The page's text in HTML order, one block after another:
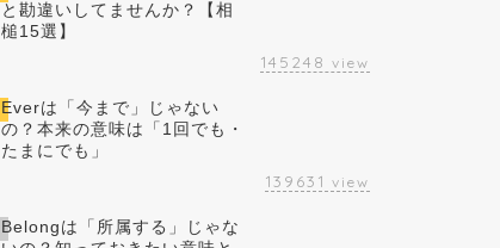
と勘違いしてませんか？【相
槌15選】
145248 view
Everは「今まで」じゃない
の？本来の意味は「1回でも・
たまにでも」
139631 view
Belongは「所属する」じゃな